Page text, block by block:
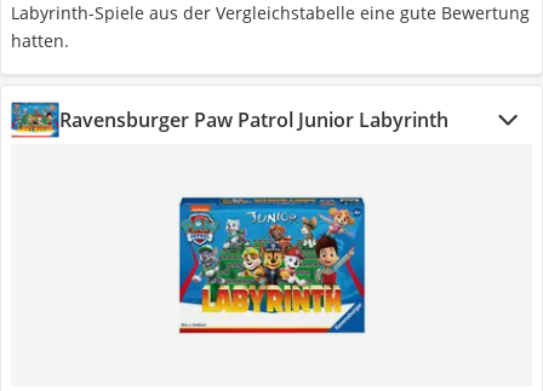
Labyrinth-Spiele aus der Vergleichstabelle eine gute Bewertung
hatten.
Ravensburger Paw Patrol Junior Labyrinth